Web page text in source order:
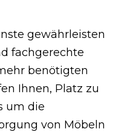
gewährleisten
fachgerechte
benötigten
Ihnen, Platz zu
um die
von Möbeln